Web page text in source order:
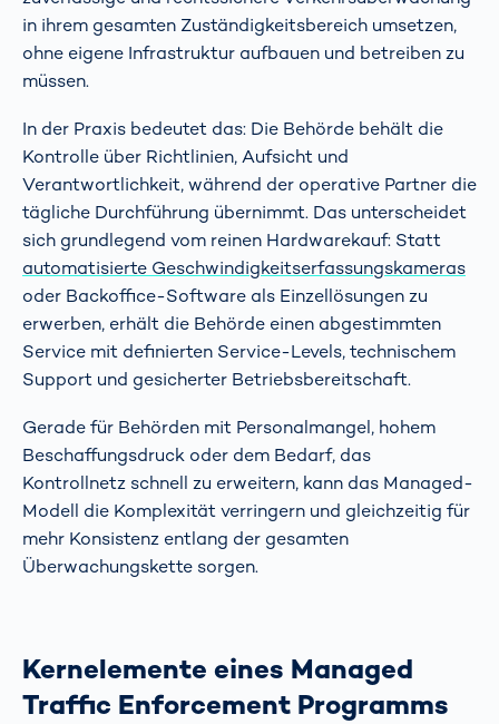
in ihrem gesamten Zuständigkeitsbereich umsetzen,
ohne eigene Infrastruktur aufbauen und betreiben zu
müssen.
In der Praxis bedeutet das: Die Behörde behält die
Kontrolle über Richtlinien, Aufsicht und
Verantwortlichkeit, während der operative Partner die
tägliche Durchführung übernimmt. Das unterscheidet
sich grundlegend vom reinen Hardwarekauf: Statt
automatisierte Geschwindigkeitserfassungskameras
oder Backoffice-Software als Einzellösungen zu
erwerben, erhält die Behörde einen abgestimmten
Service mit definierten Service-Levels, technischem
Support und gesicherter Betriebsbereitschaft.
Gerade für Behörden mit Personalmangel, hohem
Beschaffungsdruck oder dem Bedarf, das
Kontrollnetz schnell zu erweitern, kann das Managed-
Modell die Komplexität verringern und gleichzeitig für
mehr Konsistenz entlang der gesamten
Überwachungskette sorgen.
Kernelemente eines Managed
Traffic Enforcement Programms